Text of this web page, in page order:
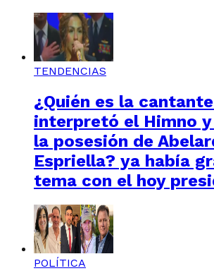
TENDENCIAS
¿Quién es la
interpretó el Himno y
la posesión de
Espriella? ya había
tema con el hoy
POLÍTICA